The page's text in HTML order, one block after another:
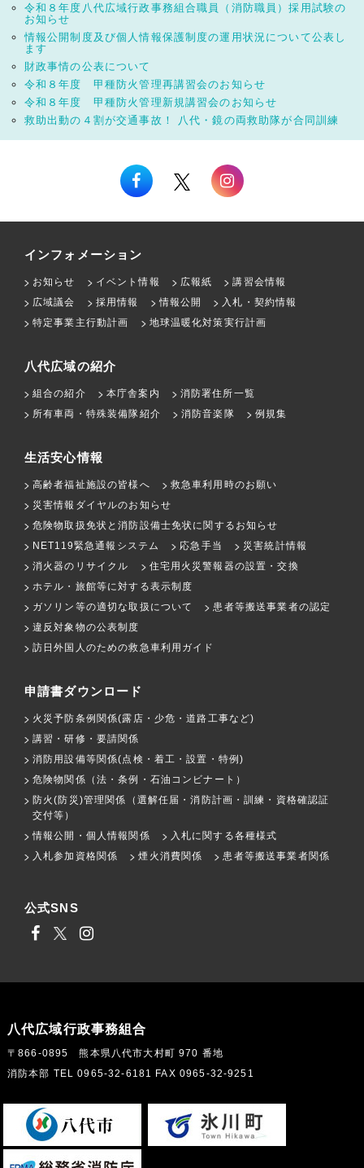
令和８年度八代広域行政事務組合職員（消防職員）採用試験の
お知らせ
情報公開制度及び個人情報保護制度の運用状況について公表し
ます
財政事情の公表について
令和８年度 甲種防火管理再講習会のお知らせ
令和８年度 甲種防火管理新規講習会のお知らせ
救助出動の４割が交通事故！ 八代・鏡の両救助隊が合同訓練
インフォメーション
お知らせ イベント情報 広報紙
講習会情報
広域議会
採用情報 情報公開
入札・契約情報
特定事業主行動計画
地球温暖化対策実行計画
八代広域の紹介
組合の紹介 本庁舎案内
消防署住所一覧
所有車両・特殊装備隊紹介
消防音楽隊 例規集
生活安心情報
高齢者福祉施設の皆様へ
救急車利用時のお願い
災害情報ダイヤルのお知らせ
危険物取扱免状と消防設備士免状に関するお知らせ
NET119緊急通報システム
応急手当
災害統計情報
消火器のリサイクル
住宅用火災警報器の設置・交換
ホテル・旅館等に対する表示制度
ガソリン等の適切な取扱について
患者等搬送事業者の認定
違反対象物の公表制度
訪日外国人のための救急車利用ガイド
申請書ダウンロード
火災予防条例関係(露店・少危・道路工事など)
講習・研修・要請関係
消防用設備等関係(点検・着工・設置・特例)
危険物関係（法・条例・石油コンビナート）
防火(防災)管理関係（選解任届・消防計画・訓練・資格確認証
交付等）
情報公開・個人情報関係
入札に関する各種様式
入札参加資格関係
煙火消費関係 患者等搬送事業者関係
公式SNS
八代広域行政事務組合
〒866-0895 熊本県八代市大村町 970 番地
消防本部 TEL 0965-32-6181 FAX 0965-32-9251